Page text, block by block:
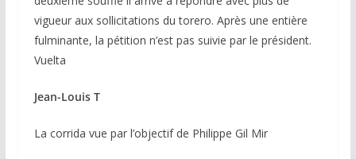
vigueur aux sollicitations du torero. Après une entière
fulminante, la pétition n’est pas suivie par le président.
Vuelta
Jean-Louis T
La corrida vue par l’objectif de Philippe Gil Mir